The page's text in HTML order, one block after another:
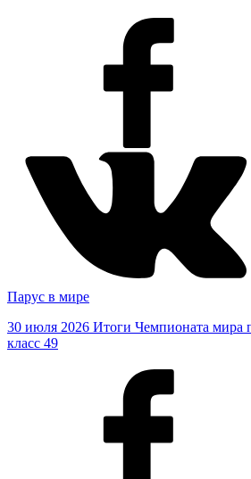
Парус в мире
30 июля 2026 Итоги Чемпионата мира
класс 49